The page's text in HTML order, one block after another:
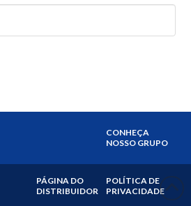
CONHEÇA
NOSSO GRUPO
PÁGINA DO
DISTRIBUIDOR
POLÍTICA DE
PRIVACIDADE